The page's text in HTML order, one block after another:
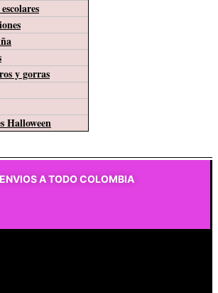
y gorras
Halloween
A TODO COLOMBIA